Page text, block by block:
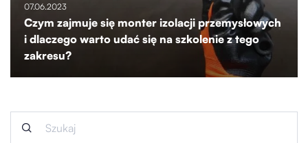
07.06.2023
Czym zajmuje się monter izolacji przemysłowych
i dlaczego warto udać się na szkolenie z tego
zakresu?